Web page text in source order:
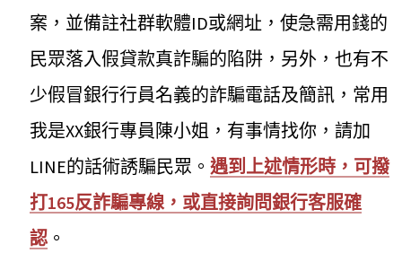
案，並備註社群軟體ID或網址，使急需用錢的
民眾落入假貸款真詐騙的陷阱，另外，也有不
少假冒銀行行員名義的詐騙電話及簡訊，常用
我是XX銀行專員陳小姐，有事情找你，請加
LINE的話術誘騙民眾。遇到上述情形時，可撥
打165反詐騙專線，或直接詢問銀行客服確
認 。